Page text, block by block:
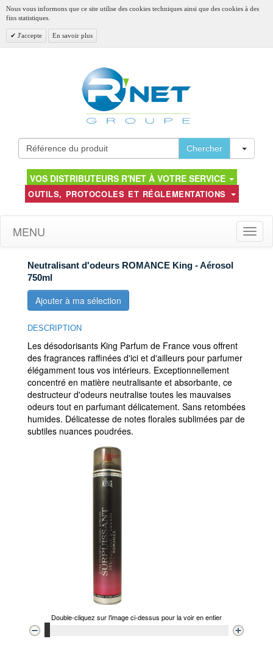
Nous vous informons que ce site utilise des cookies techniques ainsi que des cookies à des
fins statistiques.
J'accepte En savoir plus
Chercher
VOS DISTRIBUTEURS R'NET À VOTRE SERVICE
OUTILS, PROTOCOLES ET RÉGLEMENTATIONS
Toggle
MENU
Neutralisant d'odeurs ROMANCE King - Aérosol
750ml
Ajouter à ma sélection
DESCRIPTION
Les désodorisants King Parfum de France vous offrent
des fragrances raffinées d'ici et d'ailleurs pour parfumer
élégamment tous vos intérieurs. Exceptionnellement
concentré en matière neutralisante et absorbante, ce
destructeur d'odeurs neutralise toutes les mauvaises
odeurs tout en parfumant délicatement. Sans retombées
humides. Délicatesse de notes florales sublimées par de
subtiles nuances poudrées.
Double-cliquez sur l'image ci-dessus pour la voir en entier